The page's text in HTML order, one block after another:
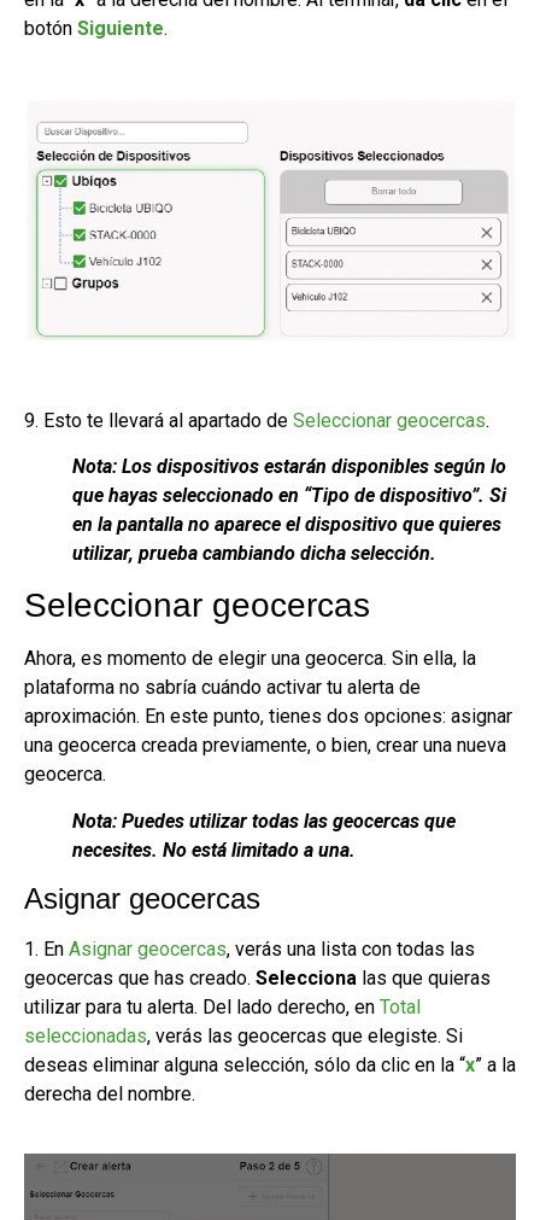
botón Siguiente.
9. Esto te llevará al apartado de Seleccionar geocercas.
Nota: Los dispositivos estarán disponibles según lo
que hayas seleccionado en “Tipo de dispositivo”. Si
en la pantalla no aparece el dispositivo que quieres
utilizar, prueba cambiando dicha selección.
Seleccionar geocercas
Ahora, es momento de elegir una geocerca. Sin ella, la
plataforma no sabría cuándo activar tu alerta de
aproximación. En este punto, tienes dos opciones: asignar
una geocerca creada previamente, o bien, crear una nueva
geocerca.
Nota: Puedes utilizar todas las geocercas que
necesites. No está limitado a una.
Asignar geocercas
1. En Asignar geocercas, verás una lista con todas las
geocercas que has creado. Selecciona las que quieras
utilizar para tu alerta. Del lado derecho, en Total
seleccionadas, verás las geocercas que elegiste. Si
deseas eliminar alguna selección, sólo da clic en la “x” a la
derecha del nombre.